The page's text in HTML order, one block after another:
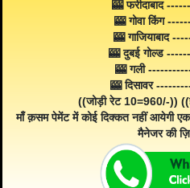
🎰 फरीदाबाद
🎰 गोवा किंग
🎰 गाजियाबाद
🎰 दुबई गोल्ड
🎰 गली
🎰 दिसावर
((जोड़ी रेट 10=960/-))
माँ क़सम पेमेंट में कोई दिक्कत नहीं आयेगी
मैनेजर की